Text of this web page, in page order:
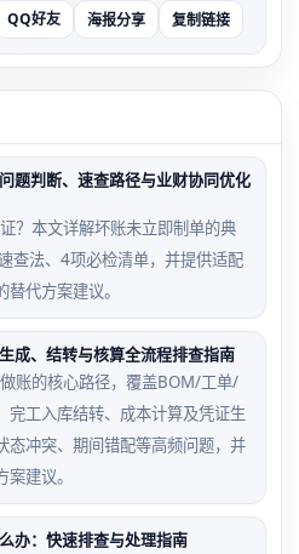
QQ好友 海报分享 复制链接
题判断、速查路径与业财协同优化
？本文详解坏账未立即制单的典
查法、4项必检清单，并提供适配
代方案建议。
成、结转与核算全流程排查指南
账的核心路径，覆盖BOM/工单/
完工入库结转、成本计算及凭证生
态冲突、期间错配等高频问题，并
建议。
办：快速排查与处理指南